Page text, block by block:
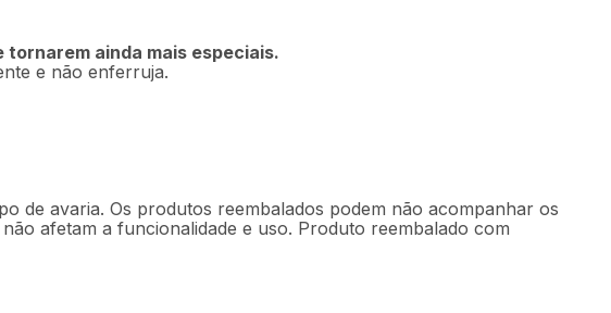
ainda mais especiais.
e não enferruja.
de avaria. Os produtos reembalados podem não acompanhar os
afetam a funcionalidade e uso. Produto reembalado com